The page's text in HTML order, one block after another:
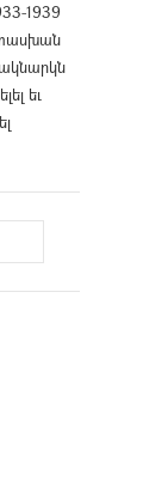
1939
եւ